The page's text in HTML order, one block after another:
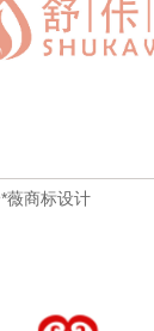
薇商标设计